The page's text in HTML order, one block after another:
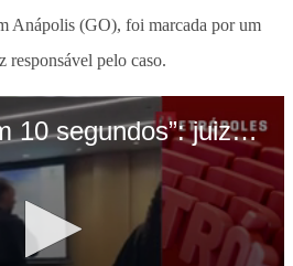
Anápolis (GO), foi marcada por um
responsável pelo caso.